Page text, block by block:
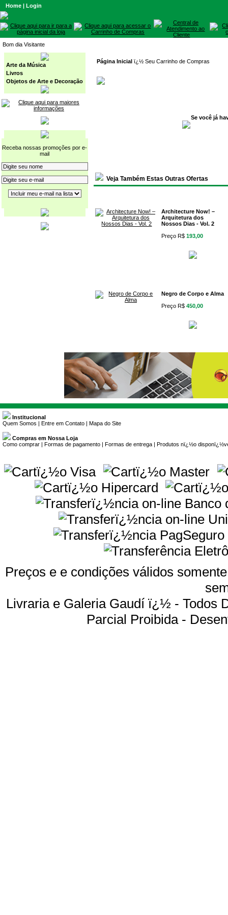
Home | Login
Bom dia Visitante
Arte da Música
Livros
Objetos de Arte e Decoração
Receba nossas promoções por e-
mail
Página Inicial ï¿½ Seu Carrinho de Compras
Se você já
Veja Também Estas Outras Ofertas
Architecture Now! –
Arquitetura dos
Nossos Dias - Vol. 2
Preço R$ 193,00
Negro de Corpo e Alma
Preço R$ 450,00
Institucional
Quem Somos
Entre em Contato Mapa do Site
Compras em Nossa Loja
Como comprar | Formas de pagamento | Formas de entrega | Produtos nï¿½o
Preços e e condições válidos
Livraria e Galeria Gaudí ï¿½ - Todos
Parcial Proibida -